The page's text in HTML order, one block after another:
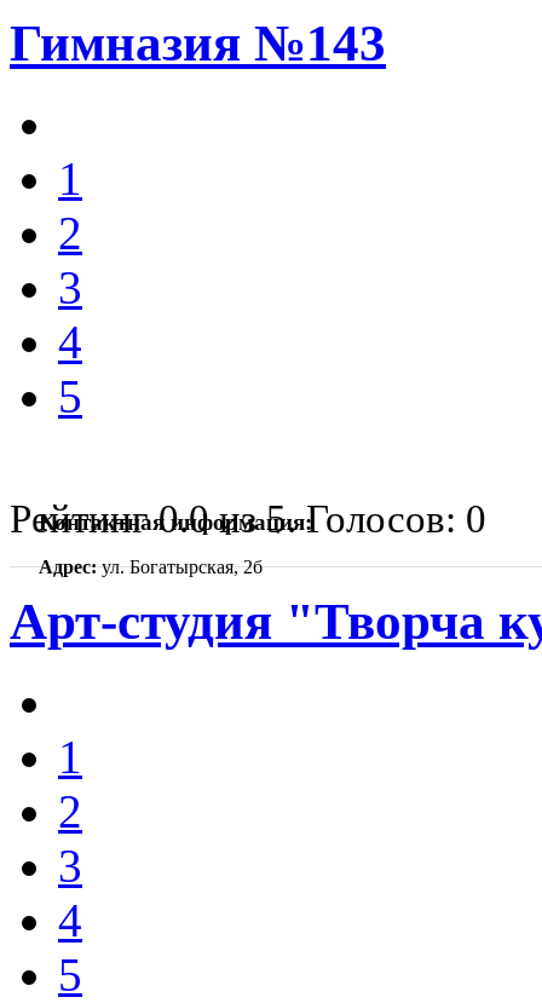
Гимназия №143
1
2
3
4
5
Рейтинг0.0из5. Голосов: 0
Контактная информация:
Адрес:ул. Богатырская, 2б
Арт-студия "Творча
1
2
3
4
5